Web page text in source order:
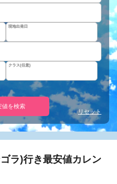
現地出発日
クラス(任意)
値を検索
リセット
ラ)行き最安値カレン